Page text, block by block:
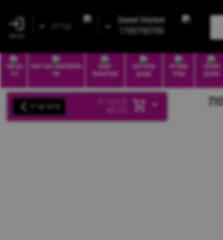
עברית
Sweet Market
1700700700
חטיפי
חלבון
שתייה
קלה
סיגריות
וטבק
יינות
ואלכוהול
סלסלאות ואריזות
שי
הכשר
בד
מוצרים
₪ סיום קנייה